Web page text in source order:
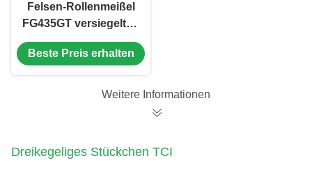
Felsen-Rollenmeißel
FG435GT versiegelten
dreikegelige
Rollenlager für
Brunnenbohrung
Beste Preis erhalten
Weitere Informationen
Dreikegeliges Stückchen TCI